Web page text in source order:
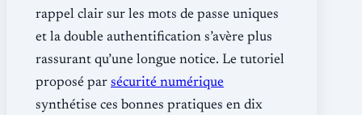
rappel clair sur les mots de passe uniques
et la double authentification s’avère plus
rassurant qu’une longue notice. Le tutoriel
proposé par sécurité numérique
synthétise ces bonnes pratiques en dix